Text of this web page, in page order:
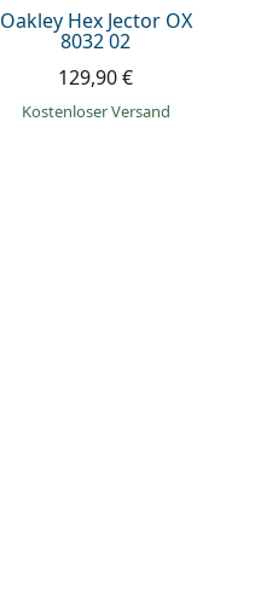
Oakley Hex Jector OX
8032 02
129,90 €
Kostenloser Versand